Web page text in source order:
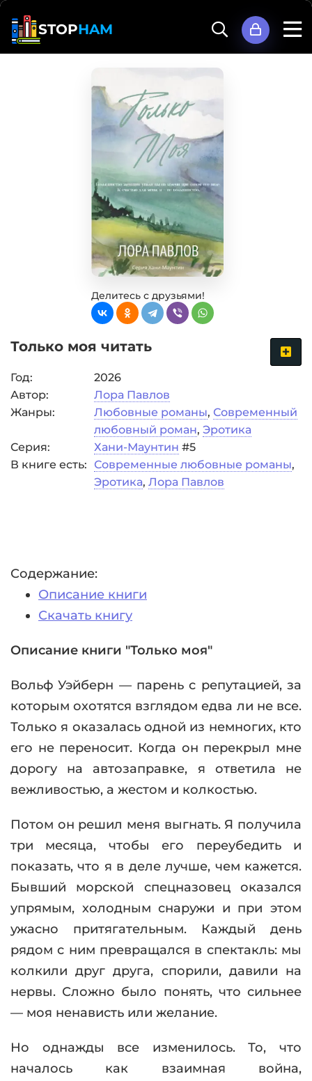
STOPHAM
Делитесь с друзьями!
Только моя читать
Год:
2026
Автор:
Лора Павлов
Жанры:
Любовные романы, Современный
любовный роман, Эротика
Серия:
Хани-Маунтин #5
В книге есть:
Современные любовные романы,
Эротика, Лора Павлов
Содержание:
Описание книги
Скачать книгу
Описание книги "Только моя"
Вольф Уэйберн — парень с репутацией, за
которым охотятся взглядом едва ли не все.
Только я оказалась одной из немногих, кто
его не переносит. Когда он перекрыл мне
дорогу на автозаправке, я ответила не
вежливостью, а жестом и колкостью.
Потом он решил меня выгнать. Я получила
три месяца, чтобы его переубедить и
показать, что я в деле лучше, чем кажется.
Бывший морской спецназовец оказался
упрямым, холодным снаружи и при этом
ужасно притягательным. Каждый день
рядом с ним превращался в спектакль: мы
колкили друг друга, спорили, давили на
нервы. Сложно было понять, что сильнее
— моя ненависть или желание.
Но однажды все изменилось. То, что
началось как взаимная война,